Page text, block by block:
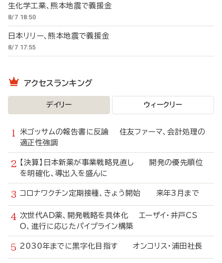
生化学工業、熊本地震で義援金
8/7 18:50
日本リリー、熊本地震で義援金
8/7 17:55
アクセスランキング
デイリー ウィークリー
米ゴッサムの報告書に反論 住友ファーマ、会計処理の
適正性強調
【決算】日本新薬が事業戦略見直し 開発の優先順位
を明確化、導出入を盛んに
コロナワクチン定期接種、きょう開始 来年3月まで
次世代AD薬、開発戦略を具体化 エーザイ・井戸CS
O、進行に応じたパイプライン構築
2030年までに黒字化目指す オンコリス・浦田社長